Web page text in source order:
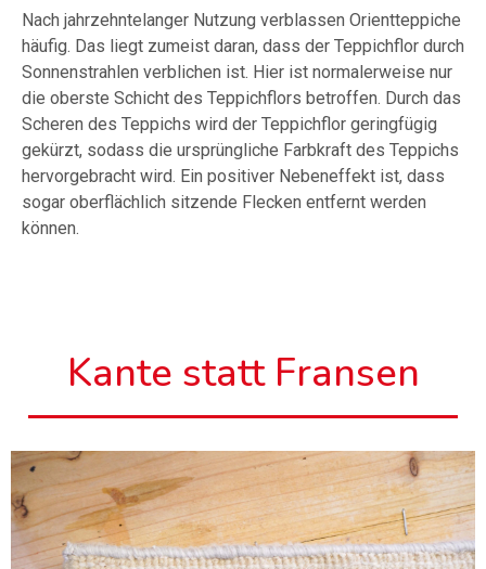
Nach jahrzehntelanger Nutzung verblassen Orientteppiche
häufig. Das liegt zumeist daran, dass der Teppichflor durch
Sonnenstrahlen verblichen ist. Hier ist normalerweise nur
die oberste Schicht des Teppichflors betroffen. Durch das
Scheren des Teppichs wird der Teppichflor geringfügig
gekürzt, sodass die ursprüngliche Farbkraft des Teppichs
hervorgebracht wird. Ein positiver Nebeneffekt ist, dass
sogar oberflächlich sitzende Flecken entfernt werden
können.
Kante statt Fransen